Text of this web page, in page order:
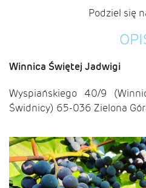
Podziel się
Winnica Świętej Jadwigi
Wyspiańskiego 40/9
Świdnicy) 65-036 Zielona